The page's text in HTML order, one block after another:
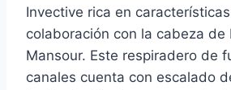
Invective rica en
colaboración con la cabeza de
Mansour. Este respiradero de
canales cuenta con escalado